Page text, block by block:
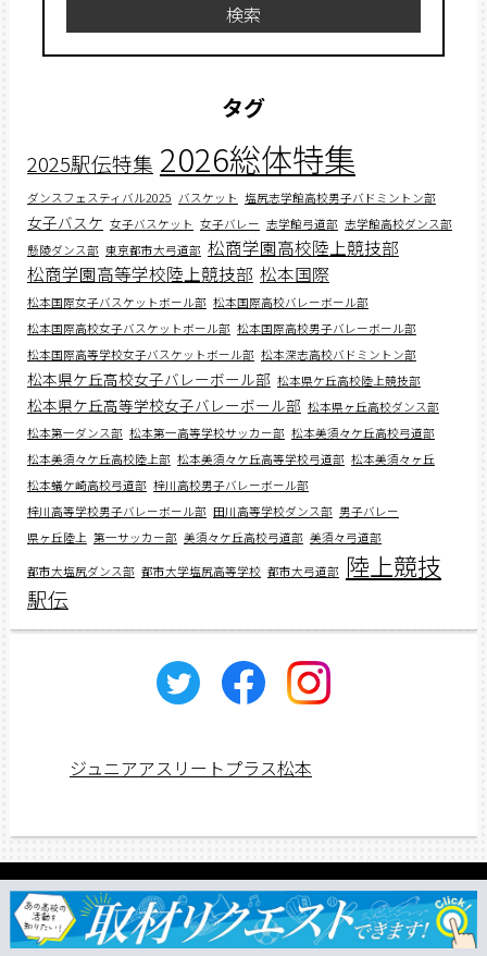
検索
タグ
2025駅伝特集 2026総体特集
ダンスフェスティバル2025 バスケット 塩尻志学館高校男子バドミントン部
女子バスケ 女子バスケット 女子バレー 志学館弓道部 志学館高校ダンス部
懸陵ダンス部 東京都市大弓道部 松商学園高校陸上競技部
松商学園高等学校陸上競技部 松本国際
松本国際女子バスケットボール部 松本国際高校バレーボール部
松本国際高校女子バスケットボール部 松本国際高校男子バレーボール部
松本国際高等学校女子バスケットボール部 松本深志高校バドミントン部
松本県ケ丘高校女子バレーボール部 松本県ケ丘高校陸上競技部
松本県ケ丘高等学校女子バレーボール部 松本県ヶ丘高校ダンス部
松本第一ダンス部 松本第一高等学校サッカー部 松本美須々ケ丘高校弓道部
松本美須々ケ丘高校陸上部 松本美須々ケ丘高等学校弓道部 松本美須々ヶ丘
松本蟻ケ崎高校弓道部 梓川高校男子バレーボール部
梓川高等学校男子バレーボール部 田川高等学校ダンス部 男子バレー
県ヶ丘陸上 第一サッカー部 美須々ケ丘高校弓道部 美須々弓道部
都市大塩尻ダンス部 都市大学塩尻高等学校 都市大弓道部 陸上競技
駅伝
ジュニアアスリートプラス松本